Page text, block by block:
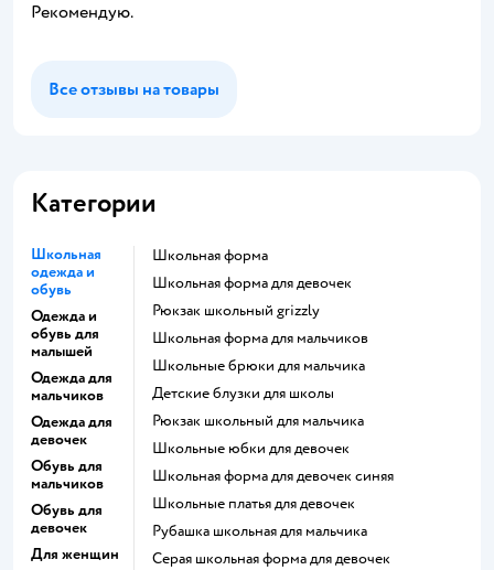
Рекомендую.
Все отзывы на товары
Категории
Школьная
одежда и
обувь
Одежда и
обувь для
малышей
Одежда для
мальчиков
Одежда для
девочек
Обувь для
мальчиков
Обувь для
девочек
Для женщин
Школьная форма
Школьная форма для девочек
Рюкзак школьный grizzly
Школьная форма для мальчиков
Школьные брюки для мальчика
Детские блузки для школы
Рюкзак школьный для мальчика
Школьные юбки для девочек
Школьная форма для девочек синяя
Школьные платья для девочек
Рубашка школьная для мальчика
Серая школьная форма для девочек